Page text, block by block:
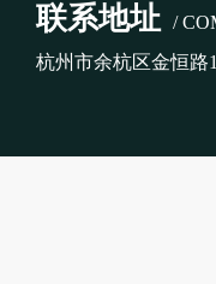
联系地址 /
杭州市余杭区金恒路